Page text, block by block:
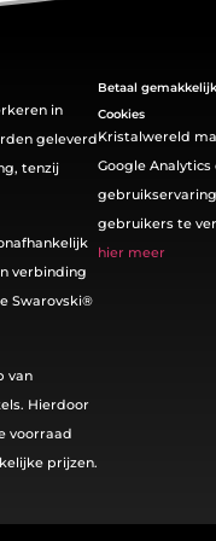
in
geleverd
tenzij
verbinding
Swarovski®️
van
Hierdoor
voorraad
prijzen.
Betaal
Cookies
Kristalwereld
Google Analytics
gebruikers te
hier meer